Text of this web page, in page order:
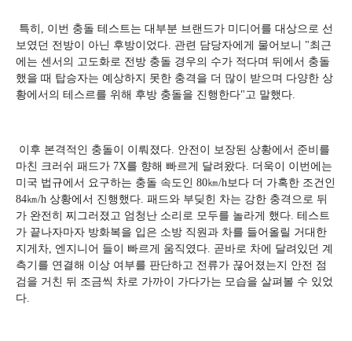
특히, 이번 충돌 테스트는 대부분 브랜드가 미디어를 대상으로 선
보였던 전방이 아닌 후방이었다. 관련 담당자에게 물어보니 "최근
에는 센서의 고도화로 전방 충돌 경우의 수가 적다며 뒤에서 충돌
했을 때 탑승자는 예상하지 못한 충격을 더 많이 받으며 다양한 상
황에서의 테스르를 위해 후방 충돌을 진행한다"고 말했다.
이후 본격적인 충돌이 이뤄졌다. 안전이 보장된 상황에서 준비를
마친 크러쉬 패드가 7X를 향해 빠르게 달려왔다. 더욱이 이번에는
미국 법규에서 요구하는 충돌 속도인 80㎞/h보다 더 가혹한 조건인
84㎞/h 상황에서 진행했다. 패드와 부딪힌 차는 강한 충격으로 뒤
가 완전히 찌그러졌고 엄청난 소리로 모두를 놀라게 했다. 테스트
가 끝나자마자 방화복을 입은 소방 직원과 차를 들어올릴 거대한
지게차, 엔지니어 들이 빠르게 움직였다. 곧바로 차에 달려있던 계
측기를 연결해 이상 여부를 판단하고 전류가 끊어졌는지 안전 점
검을 거친 뒤 조금씩 차로 가까이 가다가는 모습을 살펴볼 수 있었
다.